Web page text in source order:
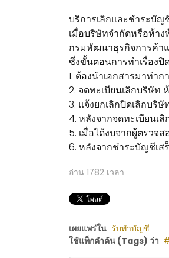
บริการเลิกและชำระบัญ
เมื่อบริษัทจำกัดหรือห้าง
กรมพัฒนาธุรกิจการค้า
ซึ่งขั้นตอนการทำเรื่อง
1. ต้องนำเอกสารมาทำ
2. จดทะเบียนเลิกบริษั
3. แจ้งยกเลิกปิดเลิกบริ
4. หลังจากจดทะเบียน
5. เมื่อได้งบจากผู้ตรว
6. หลังจากชำระบัญชีเส
อ่าน 1782 เวลา
เผยแพร่ใน รับทำบัญชี
ใช้แท็กคำค้น (Tags) ว่า